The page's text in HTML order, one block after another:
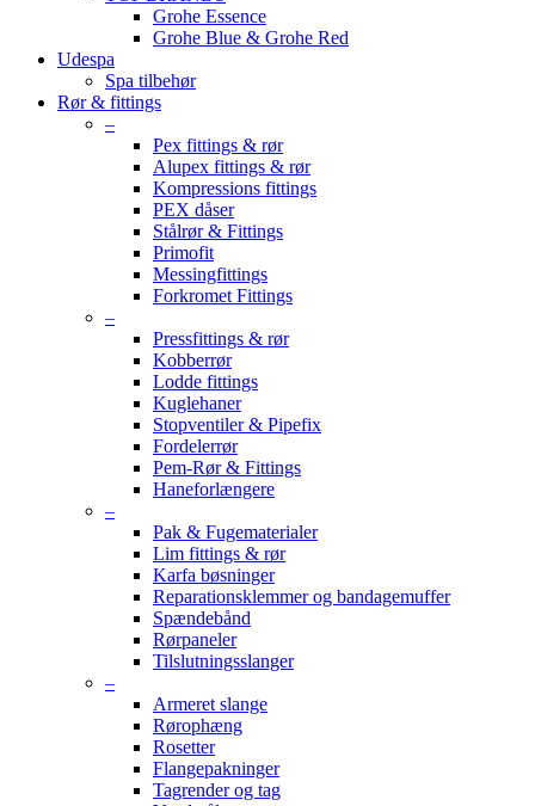
Grohe Essence
Grohe Blue & Grohe Red
Udespa
Spa tilbehør
Rør & fittings
–
Pex fittings & rør
Alupex fittings & rør
Kompressions fittings
PEX dåser
Stålrør & Fittings
Primofit
Messingfittings
Forkromet Fittings
–
Pressfittings & rør
Kobberrør
Lodde fittings
Kuglehaner
Stopventiler & Pipefix
Fordelerrør
Pem-Rør & Fittings
Haneforlængere
–
Pak & Fugematerialer
Lim fittings & rør
Karfa bøsninger
Reparationsklemmer og bandagemuffer
Spændebånd
Rørpaneler
Tilslutningsslanger
–
Armeret slange
Rørophæng
Rosetter
Flangepakninger
Tagrender og tag